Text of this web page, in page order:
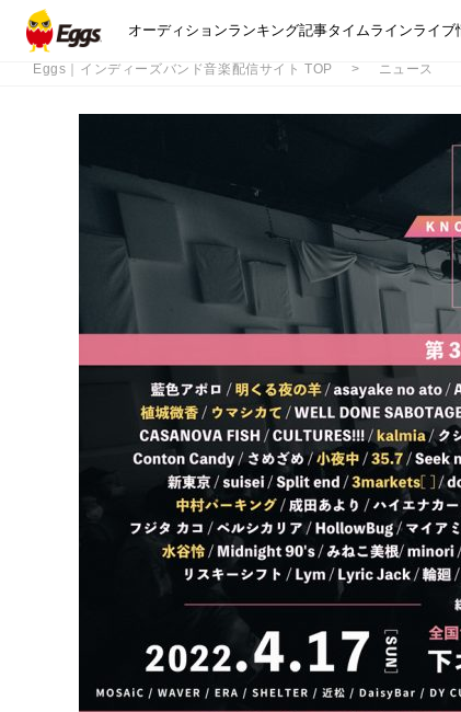
オーディションランキング記事タイムラインライブ
Eggs｜インディーズバンド音楽配信サイト TOP ニュース